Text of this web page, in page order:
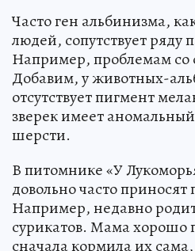
Часто ген альбинизма,
людей, сопутствует ряду
Например, проблемам со
Добавим, у животных-
отсутствует пигмент
зверек имеет
шерсти.
В питомнике «У
довольно часто приносят
Например, недавно
сурикатов. Мама
сначала кормила их